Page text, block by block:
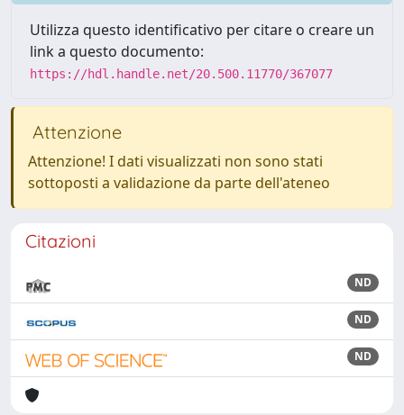
Utilizza questo identificativo per citare o creare un
link a questo documento:
https://hdl.handle.net/20.500.11770/367077
Attenzione
Attenzione! I dati visualizzati non sono stati
sottoposti a validazione da parte dell'ateneo
Citazioni
ND
ND
ND